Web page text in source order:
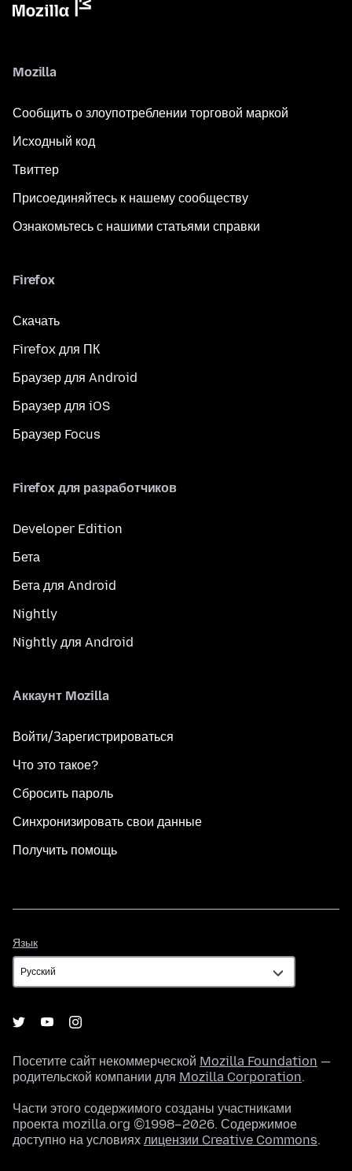
Mozilla
Сообщить о злоупотреблении торговой маркой
Исходный код
Твиттер
Присоединяйтесь к нашему сообществу
Ознакомьтесь с нашими статьями справки
Firefox
Скачать
Firefox для ПК
Браузер для Android
Браузер для iOS
Браузер Focus
Firefox для разработчиков
Developer Edition
Бета
Бета для Android
Nightly
Nightly для Android
Аккаунт Mozilla
Войти/Зарегистрироваться
Что это такое?
Сбросить пароль
Синхронизировать свои данные
Получить помощь
Язык
Посетите сайт некоммерческой Mozilla Foundation —
родительской компании для Mozilla Corporation.
Части этого содержимого созданы участниками
проекта mozilla.org ©1998–2026. Содержимое
доступно на условиях лицензии Creative Commons.